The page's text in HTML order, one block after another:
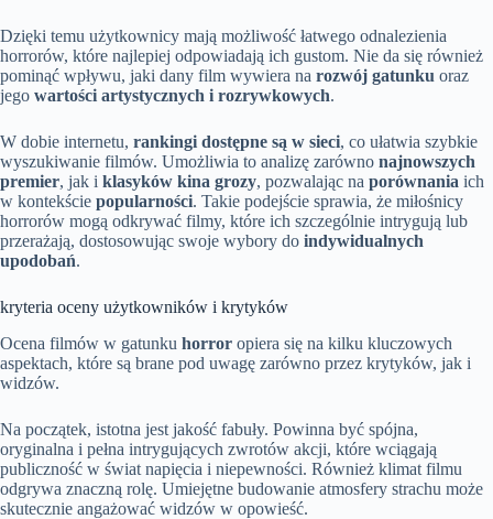
Dzięki temu użytkownicy mają możliwość łatwego odnalezienia
horrorów, które najlepiej odpowiadają ich gustom. Nie da się również
pominąć wpływu, jaki dany film wywiera na rozwój gatunku oraz
jego wartości artystycznych i rozrywkowych.
W dobie internetu, rankingi dostępne są w sieci, co ułatwia szybkie
wyszukiwanie filmów. Umożliwia to analizę zarówno najnowszych
premier, jak i klasyków kina grozy, pozwalając na porównania ich
w kontekście popularności. Takie podejście sprawia, że miłośnicy
horrorów mogą odkrywać filmy, które ich szczególnie intrygują lub
przerażają, dostosowując swoje wybory do indywidualnych
upodobań.
kryteria oceny użytkowników i krytyków
Ocena filmów w gatunku horror opiera się na kilku kluczowych
aspektach, które są brane pod uwagę zarówno przez krytyków, jak i
widzów.
Na początek, istotna jest jakość fabuły. Powinna być spójna,
oryginalna i pełna intrygujących zwrotów akcji, które wciągają
publiczność w świat napięcia i niepewności. Również klimat filmu
odgrywa znaczną rolę. Umiejętne budowanie atmosfery strachu może
skutecznie angażować widzów w opowieść.